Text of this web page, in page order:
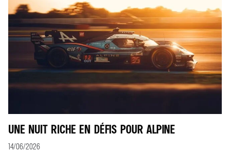
UNE NUIT RICHE EN DÉFIS POUR ALPINE
14/06/2026